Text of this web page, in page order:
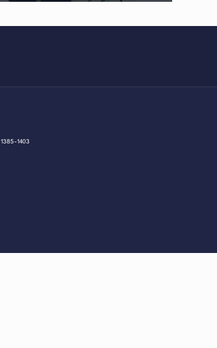
1385-1403 © تمام حقوق این وبسایت متعلق به دفتر اخذ ویزا و مشاوره ثبت نام گرین کارت و مهاجرت به آمریکا می باشد و هرگونه کپی برداری پیگرد قانونی دارد.